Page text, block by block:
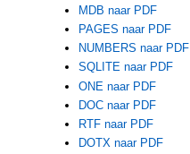
MDB naar PDF
PAGES naar PDF
NUMBERS naar PDF
SQLITE naar PDF
ONE naar PDF
DOC naar PDF
RTF naar PDF
DOTX naar PDF